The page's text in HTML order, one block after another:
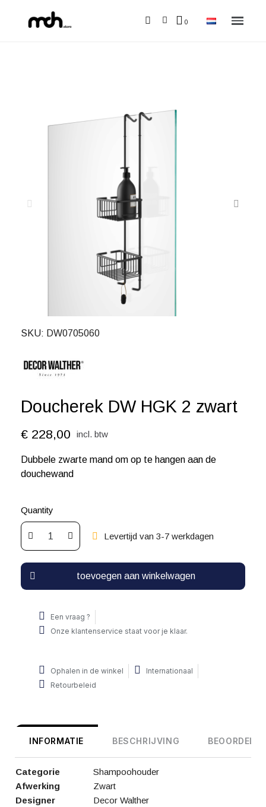
SKU DW0705060
Doucherek DW HGK 2 zwart
€ 228,00 incl. btw
Dubbele zwarte mand om op te hangen aan de
douchewand
Quantity
Levertijd van 3-7 werkdagen
toevoegen aan winkelwagen
Een vraag ?
Onze klantenservice staat voor je klaar.
Ophalen in de winkel
Internationaal
Retourbeleid
INFORMATIE BESCHRIJVING
Categorie
Shampoohouder
Afwerking
Zwart
Designer
Decor Walther